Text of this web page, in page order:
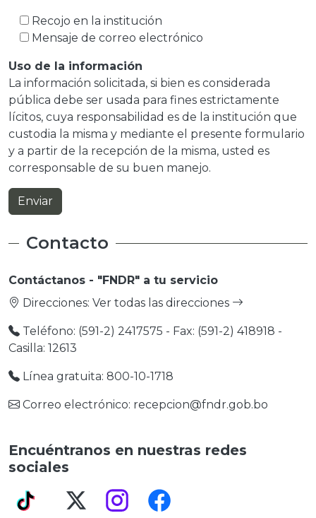
Recojo en la institución
Mensaje de correo electrónico
Uso de la información
La información solicitada, si bien es considerada
pública debe ser usada para fines estrictamente
lícitos, cuya responsabilidad es de la institución que
custodia la misma y mediante el presente formulario
y a partir de la recepción de la misma, usted es
corresponsable de su buen manejo.
Contacto
Contáctanos - "FNDR" a tu servicio
Direcciones: Ver todas las direcciones
Teléfono: (591-2) 2417575 - Fax: (591-2) 418918 -
Casilla: 12613
Línea gratuita: 800-10-1718
Correo electrónico: recepcion@fndr.gob.bo
Encuéntranos en nuestras redes
sociales